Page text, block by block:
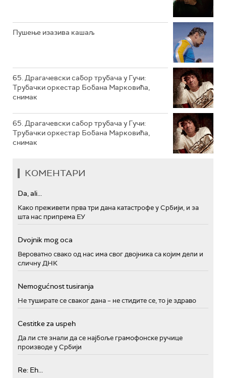
Пушење изазива кашаљ
65. Драгачевски сабор трубача у Гучи:
Трубачки оркестар Бобана Марковића,
снимак
65. Драгачевски сабор трубача у Гучи:
Трубачки оркестар Бобана Марковића,
снимак
КОМЕНТАРИ
Da, ali...
Како преживети прва три дана катастрофе у Србији, и за
шта нас припрема ЕУ
Dvojnik mog oca
Вероватно свако од нас има свог двојника са којим дели и
сличну ДНК
Nemogućnost tusiranja
Не туширате се сваког дана – не стидите се, то је здраво
Cestitke za uspeh
Да ли сте знали да се најбоље грамофонске ручице
производе у Србији
Re: Eh...